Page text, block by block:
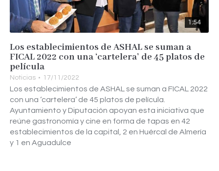
1:54
Los establecimientos de ASHAL se suman a
FICAL 2022 con una ‘cartelera’ de 45 platos de
película
Noticias 17/11/2022
Los establecimientos de ASHAL se suman a FICAL 2022
con una ‘cartelera’ de 45 platos de película.
Ayuntamiento y Diputación apoyan esta iniciativa que
reúne gastronomía y cine en forma de tapas en 42
establecimientos de la capital, 2 en Huércal de Almería
y 1 en Aguadulce